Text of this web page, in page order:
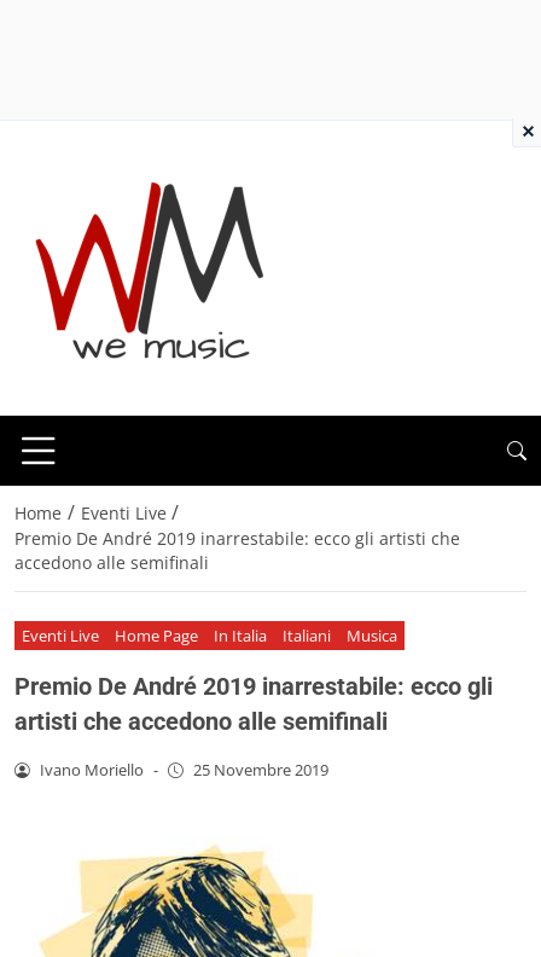
Home / Eventi Live /
Premio De André 2019 inarrestabile: ecco gli artisti che
accedono alle semifinali
Eventi Live Home Page In Italia Italiani Musica
Premio De André 2019 inarrestabile: ecco gli
artisti che accedono alle semifinali
Ivano Moriello - 25 Novembre 2019
×